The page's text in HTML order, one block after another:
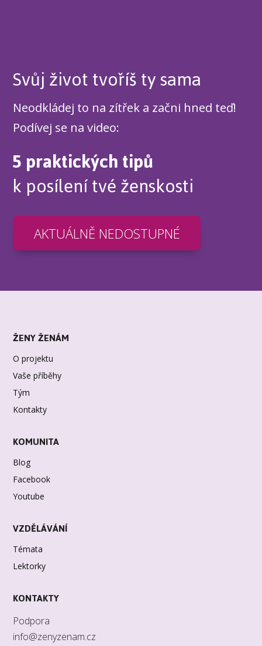
Svůj život tvoříš ty sama
Neodkládej to na zítřek a začni hned teď!
Podívej se na video:
5 praktických tipů
k posílení tvé ženskosti
AKTUÁLNĚ NEDOSTUPNÉ
ŽENY ŽENÁM
O projektu
Vaše příběhy
Tým
Kontakty
KOMUNITA
Blog
Facebook
Youtube
VZDĚLÁVÁNÍ
Témata
Lektorky
KONTAKTY
Podpora
info@zenyzenam.cz